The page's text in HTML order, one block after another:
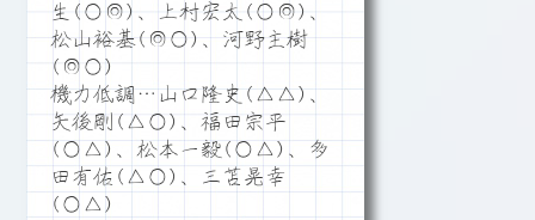
生(○◎)、上村宏太(○◎)、
松山裕基(◎○)、河野主樹
(◎○)
機力低調…山口隆史(△△)、
矢後剛(△○)、福田宗平
(○△)、松本一毅(○△)、多
田有佑(△○)、三苫晃幸
(○△)